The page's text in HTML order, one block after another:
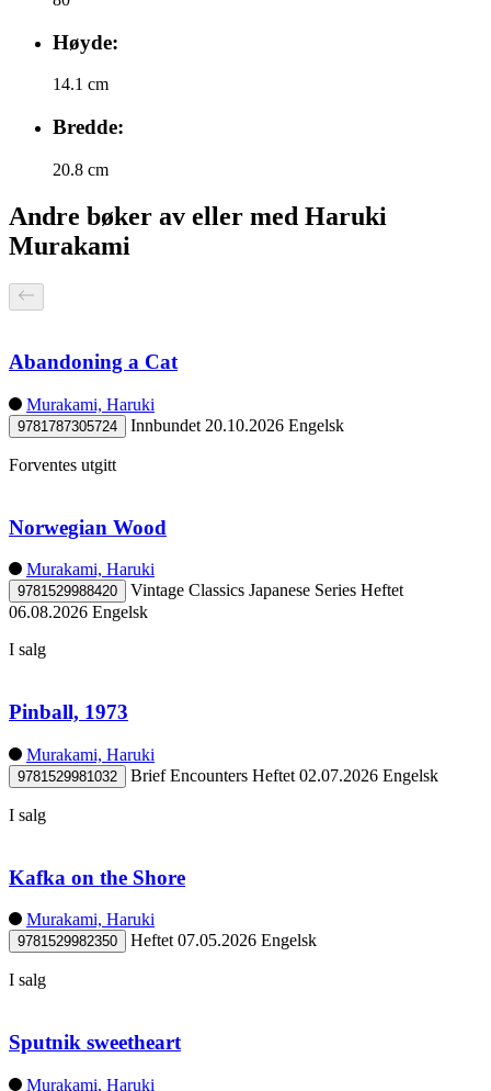
Høyde:
14.1 cm
Bredde:
20.8 cm
Andre bøker av eller med Haruki
Murakami
Abandoning a Cat
Murakami, Haruki
9781787305724 Innbundet 20.10.2026 Engelsk
Forventes utgitt
Norwegian Wood
Murakami, Haruki
9781529988420 Vintage Classics Japanese Series Heftet
06.08.2026 Engelsk
I salg
Pinball, 1973
Murakami, Haruki
9781529981032 Brief Encounters Heftet 02.07.2026 Engelsk
I salg
Kafka on the Shore
Murakami, Haruki
9781529982350 Heftet 07.05.2026 Engelsk
I salg
Sputnik sweetheart
Murakami, Haruki